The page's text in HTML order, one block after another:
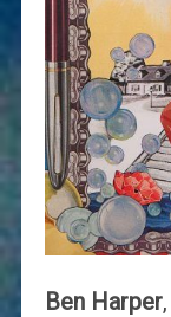
Ben Harper